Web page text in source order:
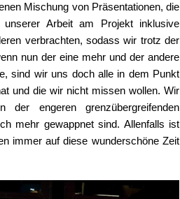
Mischung von Präsentationen, die
unserer Arbeit am Projekt inklusive
verbrachten, sodass wir trotz der
nun der eine mehr und der andere
sind wir uns doch alle in dem Punkt
und die wir nicht missen wollen. Wir
engeren grenzübergreifenden
mehr gewappnet sind. Allenfalls ist
immer auf diese wunderschöne Zeit